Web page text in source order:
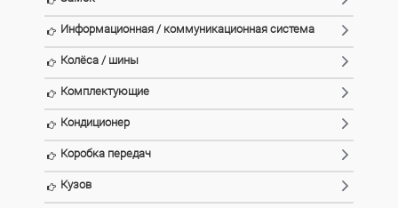
Информационная / коммуникационная система
Колёса / шины
Комплектующие
Кондиционер
Коробка передач
Кузов